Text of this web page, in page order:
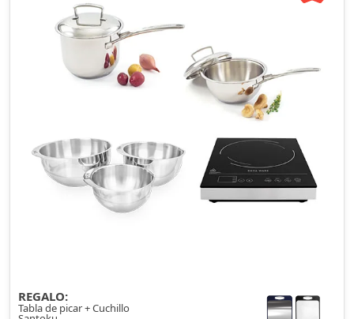
REGALO:
Tabla de picar + Cuchillo